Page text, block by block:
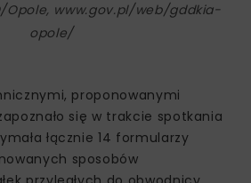
Opole, www.gov.pl/web/gddkia-
opole/
proponowanymi
się w trakcie spotkania
łącznie 14 formularzy
sposobów